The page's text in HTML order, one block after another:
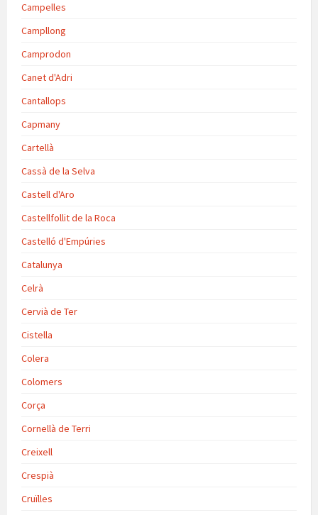
Campelles
Campllong
Camprodon
Canet d'Adri
Cantallops
Capmany
Cartellà
Cassà de la Selva
Castell d'Aro
Castellfollit de la Roca
Castelló d'Empúries
Catalunya
Celrà
Cervià de Ter
Cistella
Colera
Colomers
Corça
Cornellà de Terri
Creixell
Crespià
Cruïlles